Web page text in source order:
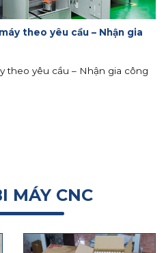
theo yêu cầu – Nhận gia
theo yêu cầu – Nhận gia công
MÁY CNC